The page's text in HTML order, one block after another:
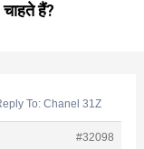
चाहते हैं?
To: Chanel 31Z
#32098